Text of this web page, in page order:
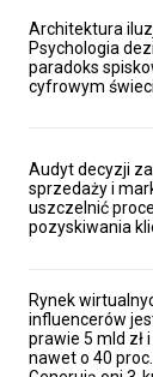
Architektura
Psychologia
paradoks
cyfrowym
Audyt decyzji
sprzedaży i
uszczelnić
pozyskiwania
Rynek
influencerów
prawie 5 mld zł
nawet o 40